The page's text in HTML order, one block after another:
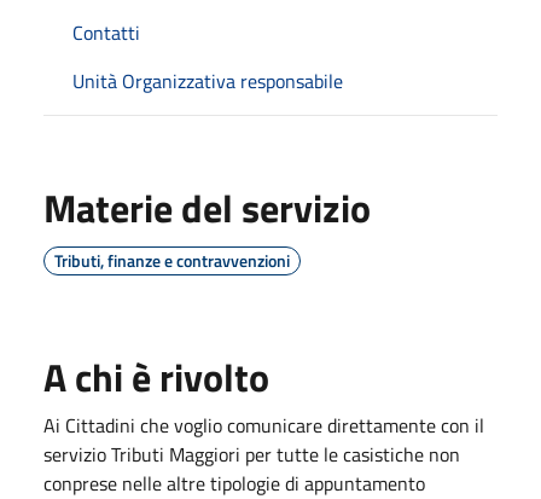
Contatti
Unità Organizzativa responsabile
Materie del servizio
Tributi, finanze e contravvenzioni
A chi è rivolto
Ai Cittadini che voglio comunicare direttamente con il
servizio Tributi Maggiori per tutte le casistiche non
conprese nelle altre tipologie di appuntamento